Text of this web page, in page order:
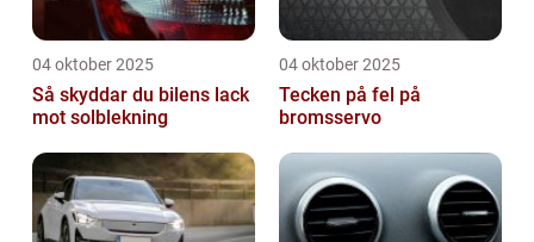
04 oktober 2025
Så skyddar du bilens lack
mot solblekning
04 oktober 2025
Tecken på fel på
bromsservo